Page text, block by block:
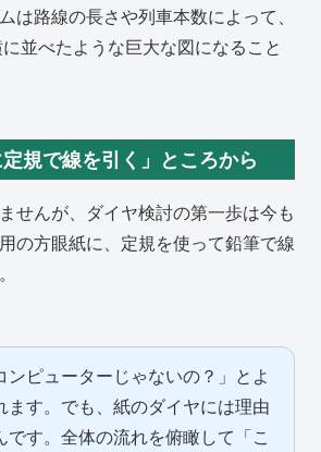
は路線の長さや列車本数によって、
並べたような巨大な図になること
規で線を引く」ところから
せんが、ダイヤ検討の第一歩は今も
の方眼紙に、定規を使って鉛筆で線
ンピューターじゃないの？」とよ
ます。でも、紙のダイヤには理由
です。全体の流れを俯瞰して「こ